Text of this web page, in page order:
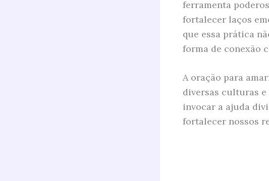
ferramenta
fortalecer laços
que essa prática
forma de conexão
A oração para
diversas culturas e
invocar a ajuda
fortalecer nossos